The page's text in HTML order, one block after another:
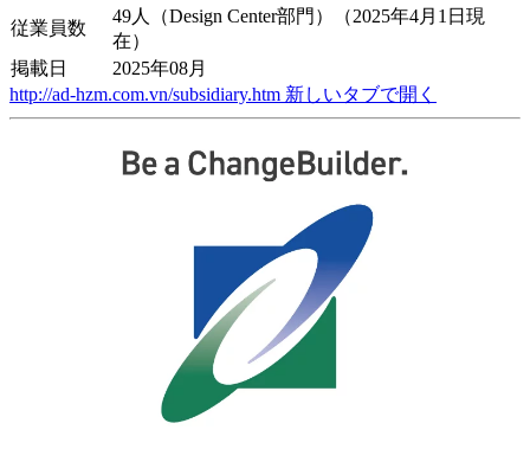
従業員数
49人（Design Center部門）（2025年4月1日現
在）
掲載日
2025年08月
http://ad-hzm.com.vn/subsidiary.htm 新しいタブで開く